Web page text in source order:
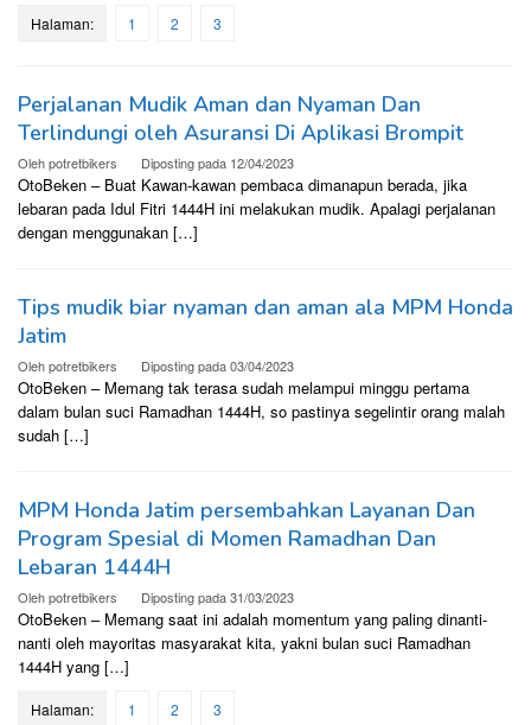
Halaman: 1 2 3
Perjalanan Mudik Aman dan Nyaman Dan
Terlindungi oleh Asuransi Di Aplikasi Brompit
Olehpotretbikers Diposting pada 12/04/2023
OtoBeken – Buat Kawan-kawan pembaca dimanapun berada, jika
lebaran pada Idul Fitri 1444H ini melakukan mudik. Apalagi perjalanan
dengan menggunakan […]
Tips mudik biar nyaman dan aman ala MPM Honda
Jatim
Olehpotretbikers Diposting pada03/04/2023
OtoBeken – Memang tak terasa sudah melampui minggu pertama
dalam bulan suci Ramadhan 1444H, so pastinya segelintir orang malah
sudah […]
MPM Honda Jatim persembahkan Layanan Dan
Program Spesial di Momen Ramadhan Dan
Lebaran 1444H
Olehpotretbikers Diposting pada31/03/2023
OtoBeken – Memang saat ini adalah momentum yang paling dinanti-
nanti oleh mayoritas masyarakat kita, yakni bulan suci Ramadhan
1444H yang […]
Halaman: 1 2 3